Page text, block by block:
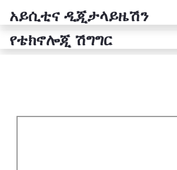
አይሲቲና ዲጂታላይዜሽን
የቴክኖሎጂ ሽግግር